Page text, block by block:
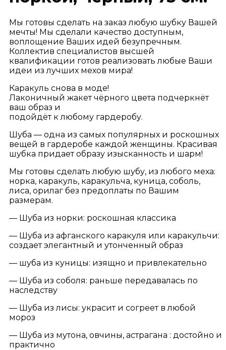
Мы готовы сделать на заказ любую шубку Вашей
мечты! Мы сделали качество доступным,
воплощение Ваших идей безупречным.
Коллектив специалистов высшей
квалификации готов реализовать любые Ваши
идеи из лучших мехов мира!
Каракуль снова в моде!
Лаконичный жакет чёрного цвета подчеркнёт
ваш образ и
подойдёт к любому гардеробу.
Шуба — одна из самых популярных и роскошных
вещей в гардеробе каждой женщины. Красивая
шубка придает образу изысканность и шарм!
Мы готовы сделать любую шубу, из любого меха:
норка, каракуль, каракульча, куница, соболь,
лиса, орилаг без предоплаты по Вашим
размерам.
— Шуба из норки: роскошная классика
— Шуба из афганского каракуля или каракульчи:
создает элегантный и утонченный образ
— шуба из куницы: изящно и привлекательно
— Шуба из соболя: раньше передавалась по
наследству
— Шуба из лисы: украсит и согреет в любой
мороз
— Шуба из мутона, овчины, астрагана : достойно и
практично